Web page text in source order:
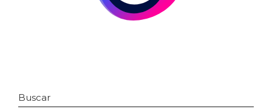
Buscar